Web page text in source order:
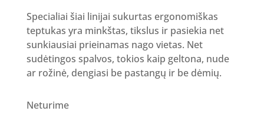
Specialiai šiai linijai sukurtas ergonomiškas
teptukas yra minkštas, tikslus ir pasiekia net
sunkiausiai prieinamas nago vietas. Net
sudėtingos spalvos, tokios kaip geltona, nude
ar rožinė, dengiasi be pastangų ir be dėmių.
Neturime